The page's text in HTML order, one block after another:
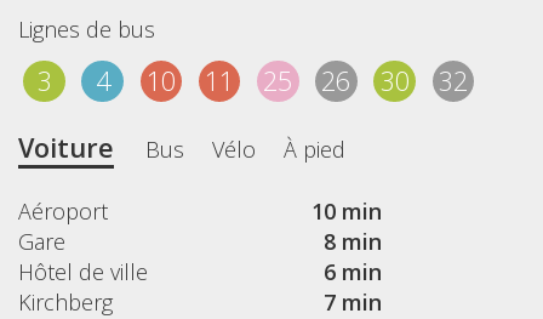
Lignes de bus
3 4 10 11 25 26 30
32
Voiture
Bus Vélo À pied
Aéroport
10 min
Gare
8 min
Hôtel de ville
6 min
Kirchberg
7 min